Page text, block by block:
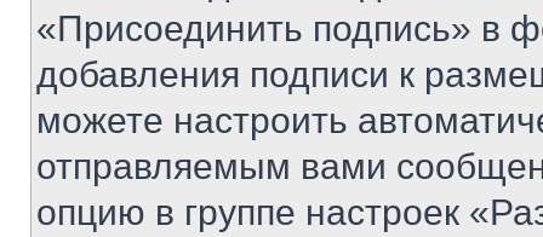
«Присоединить подпись» в
добавления подписи к
можете настроить
отправляемым вами
опцию в группе настроек